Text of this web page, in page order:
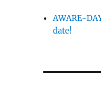
AWARE-
date!